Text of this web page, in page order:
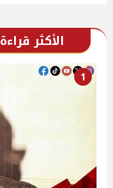
الأكثر قراءة
1